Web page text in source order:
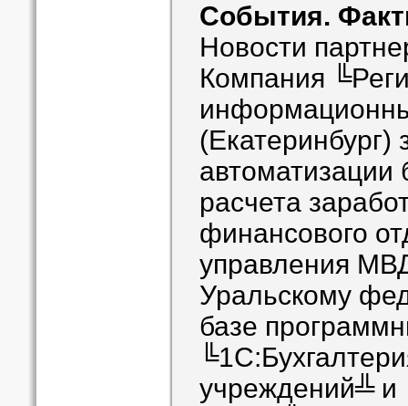
События.
Новости
Компания
(Екатеринбург)
автоматизации
расчета
финансового
управления
Уральскому
базе
учреждений╩ и